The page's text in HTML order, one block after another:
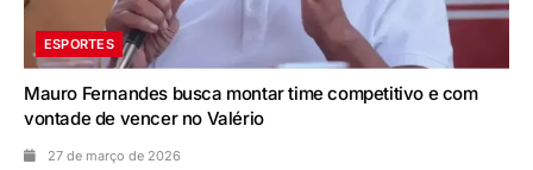
ESPORTES
Mauro Fernandes busca montar time competitivo e com
vontade de vencer no Valério
27 de março de 2026